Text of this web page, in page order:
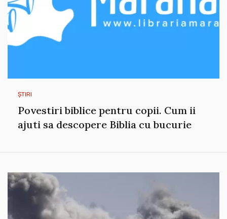
ȘTIRI
Povestiri biblice pentru copii. Cum ii
ajuti sa descopere Biblia cu bucurie